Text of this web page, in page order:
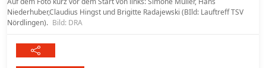
Niederhuber,Claudius Hingst und Brigitte Radajewski (BIld: Lauftreff TSV
Nördlingen). Bild: DRA